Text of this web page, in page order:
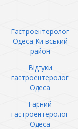
Гастроентеролог
Одеса Київський
район
Відгуки
гастроентеролог
Одеса
Гарний
гастроентеролог
Одеса